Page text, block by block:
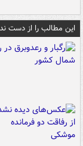
این مطالب را از دست